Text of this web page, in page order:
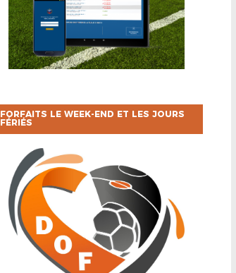
FORFAITS LE WEEK-END ET LES JOURS
FÉRIÉS